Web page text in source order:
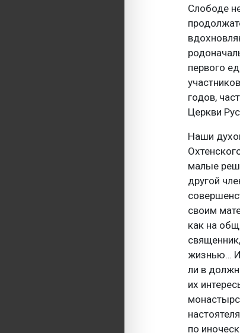
Слободе
первого
годов,
Церкви
Наши
малые
другой
своим
как на
жизнью…
ли в
их
по